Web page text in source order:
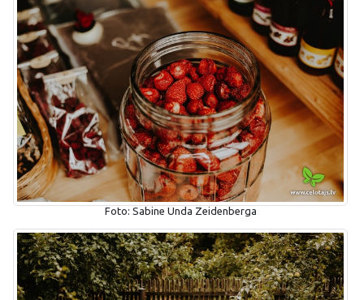
Foto: Sabine Unda Zeidenberga